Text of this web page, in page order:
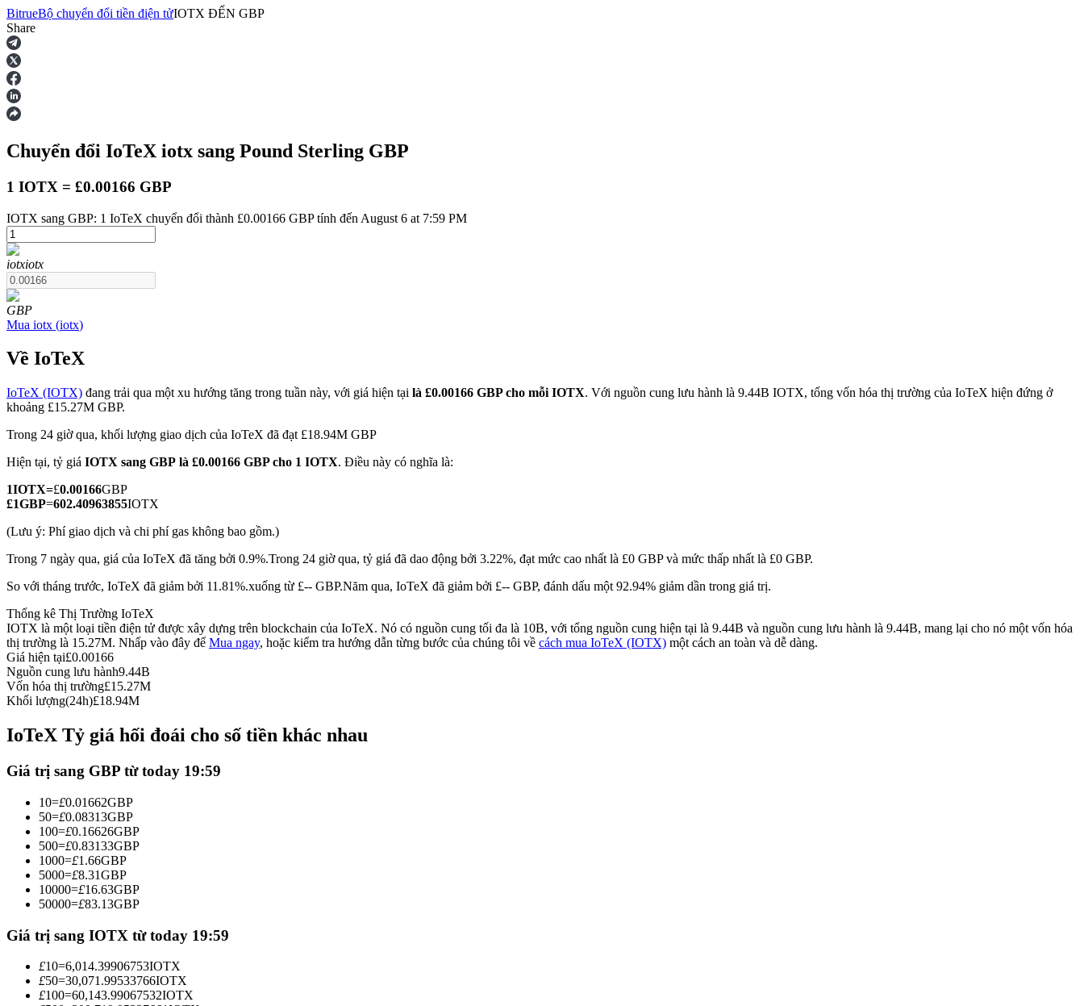
Hợp đồng tương lai
USDT Futures
Futures sử dụng USDT làm tài sản thế chấp
COIN-M Futures
Futures sử dụng token làm tài sản thế chấp
Futures sử dụng USDC làm tài sản thế chấp
Sao chép Giao dịch
Tham gia cùng các nhà giao dịch hàng đầu
BitrueBộ chuyển đổi tiền điện tửIOTX ĐẾN GBP
Share
Chuyển đổi IoTeX iotx sang Pound Sterling GBP
1 IOTX = £0.00166 GBP
IOTX sang GBP: 1 IoTeX chuyển đổi thành £0.00166 GBP tính đến August 6 at 7:59 PM
iotxiotx
GBP
Mua iotx (iotx)
Về IoTeX
IoTeX (IOTX) đang trải qua một xu hướng tăng trong tuần này, với giá hiện tại là £0.00166 GBP cho mỗi IOTX. Với nguồn cung lưu hành là 9.44B IOTX, tổng vốn hóa thị trường của IoTeX hiện đứng ở
khoảng £15.27M GBP.
Trong 24 giờ qua, khối lượng giao dịch của IoTeX đã đạt £18.94M GBP
Hiện tại, tỷ giá IOTX sang GBP là £0.00166 GBP cho 1 IOTX. Điều này có nghĩa là:
1IOTX=£0.00166GBP
£1GBP=602.40963855IOTX
(Lưu ý: Phí giao dịch và chi phí gas không bao gồm.)
Trong 7 ngày qua, giá của IoTeX đã tăng bởi 0.9%.Trong 24 giờ qua, tỷ giá đã dao động bởi 3.22%, đạt mức cao nhất là £0 GBP và mức thấp nhất là £0 GBP.
So với tháng trước, IoTeX đã giảm bởi 11.81%.xuống từ £-- GBP.Năm qua, IoTeX đã giảm bởi £-- GBP, đánh dấu một 92.94% giảm dần trong giá trị.
Thống kê Thị Trường IoTeX
IOTX là một loại tiền điện tử được xây dựng trên blockchain của IoTeX. Nó có nguồn cung tối đa là 10B, với tổng nguồn cung hiện tại là 9.44B và nguồn cung lưu hành là 9.44B, mang lại cho nó một vốn hóa
thị trường là 15.27M. Nhấp vào đây để Mua ngay, hoặc kiểm tra hướng dẫn từng bước của chúng tôi về cách mua IoTeX (IOTX) một cách an toàn và dễ dàng.
Giá hiện tại£0.00166
Nguồn cung lưu hành9.44B
Vốn hóa thị trường£15.27M
Khối lượng(24h)£18.94M
IoTeX Tỷ giá hối đoái cho số tiền khác nhau
Giá trị sang GBP từ today 19:59
10=£0.01662GBP
50=£0.08313GBP
100=£0.16626GBP
500=£0.83133GBP
1000=£1.66GBP
5000=£8.31GBP
10000=£16.63GBP
50000=£83.13GBP
Giá trị sang IOTX từ today 19:59
£10=6,014.39906753IOTX
£50=30,071.99533766IOTX
£100=60,143.99067532IOTX